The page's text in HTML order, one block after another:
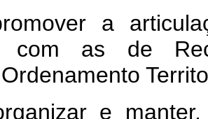
a
com as de
e